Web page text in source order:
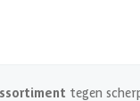
tegen